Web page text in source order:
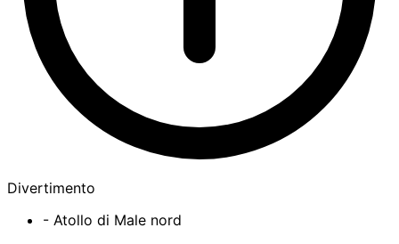
Divertimento
- Atollo di Male nord